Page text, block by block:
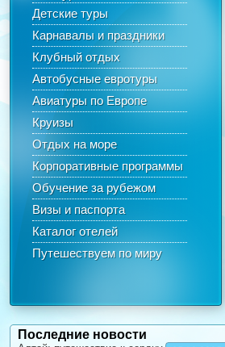
Детские туры
Карнавалы и праздники
Клубный отдых
Автобусные евротуры
Авиатуры по Европе
Круизы
Отдых на море
Корпоративные программы
Обучение за рубежом
Визы и паспорта
Каталог отелей
Путешествуем по миру
Последние новости